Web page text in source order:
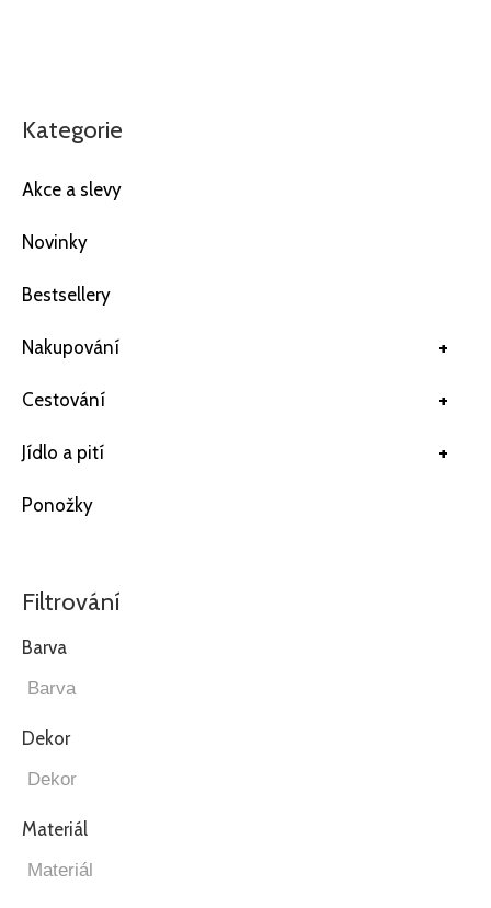
Kategorie
Akce a slevy
Novinky
Bestsellery
+
Nakupování
+
Cestování
+
Jídlo a pití
Ponožky
Filtrování
Barva
Dekor
Materiál